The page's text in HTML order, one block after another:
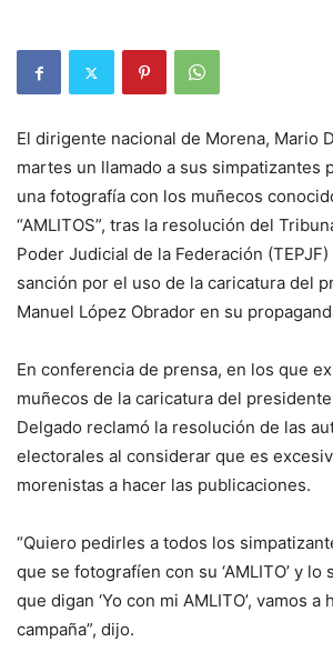
El dirigente nacional de Morena, Mario
martes un llamado a sus simpatizantes
una fotografía con los muñecos
“AMLITOS”, tras la resolución del
Poder Judicial de la Federación
sanción por el uso de la caricatura del
Manuel López Obrador en su
En conferencia de prensa, en los que
muñecos de la caricatura del
Delgado reclamó la resolución de las
electorales al considerar que es
morenistas a hacer las publicaciones.
“Quiero pedirles a todos los
que se fotografíen con su ‘AMLITO’ y lo
que digan ‘Yo con mi AMLITO’, vamos a
campaña”, dijo.